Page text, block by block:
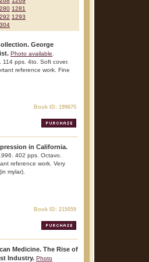
1281
1293
George
Photo available
pps. 4to. Soft cover.
reference work. Fine
Book ID: 199675
in California.
402 pps. Octavo.
reference work. Very
mylar).
Book ID: 215059
Medicine. The Rise of
Industry. Photo